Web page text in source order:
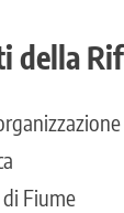
della
Fiume